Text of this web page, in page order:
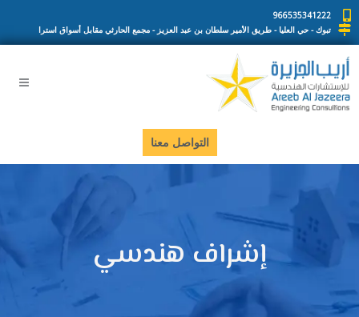
تخطي
إلى
المحتوى
966535341222
تبوك - حي العليا - طريق الأمير سلطان بن عبد العزيز - مجمع الحارثي مقابل أسواق استرا
التواصل معنا
إشراف هندسي